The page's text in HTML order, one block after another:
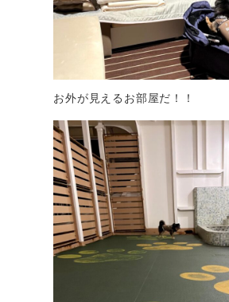
お外が見えるお部屋だ！！